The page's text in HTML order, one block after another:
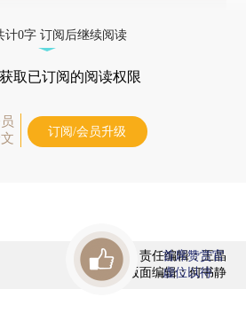
计0字 订阅后继续阅读
取已订阅的阅读权限
订阅/会员升级
责任编辑：王晶
版面编辑：何书静
首席赞赏官
虚位以待